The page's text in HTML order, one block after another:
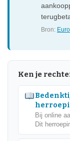
Bron:
Ken je
Bij online
Dit